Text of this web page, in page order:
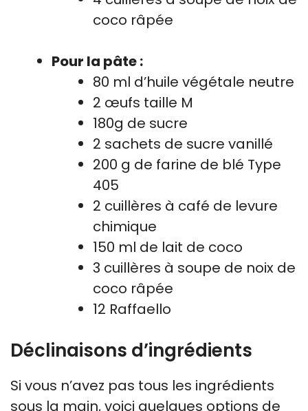
coco râpée
Pour la pâte :
80 ml d’huile végétale neutre
2 œufs taille M
180g de sucre
2 sachets de sucre vanillé
200 g de farine de blé Type
405
2 cuillères à café de levure
chimique
150 ml de lait de coco
3 cuillères à soupe de noix de
coco râpée
12 Raffaello
Déclinaisons d’ingrédients
Si vous n’avez pas tous les ingrédients
sous la main, voici quelques options de